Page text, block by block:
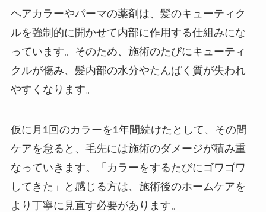
ヘアカラーやパーマの薬剤は、髪のキューティク
ルを強制的に開かせて内部に作用する仕組みにな
っています。そのため、施術のたびにキューティ
クルが傷み、髪内部の水分やたんぱく質が失われ
やすくなります。
仮に月1回のカラーを1年間続けたとして、その間
ケアを怠ると、毛先には施術のダメージが積み重
なっていきます。「カラーをするたびにゴワゴワ
してきた」と感じる方は、施術後のホームケアを
より丁寧に見直す必要があります。